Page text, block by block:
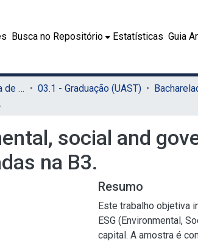
Busca no Repositório Estatísticas Guia
03. Unidade Acadêmica de Serra Talhada (UAST) 03.1 - Graduação (UAST)
na B3.
social and
na B3.
Resumo
Este trabalho objetiva
ESG (Environmental,
capital. A amostra é